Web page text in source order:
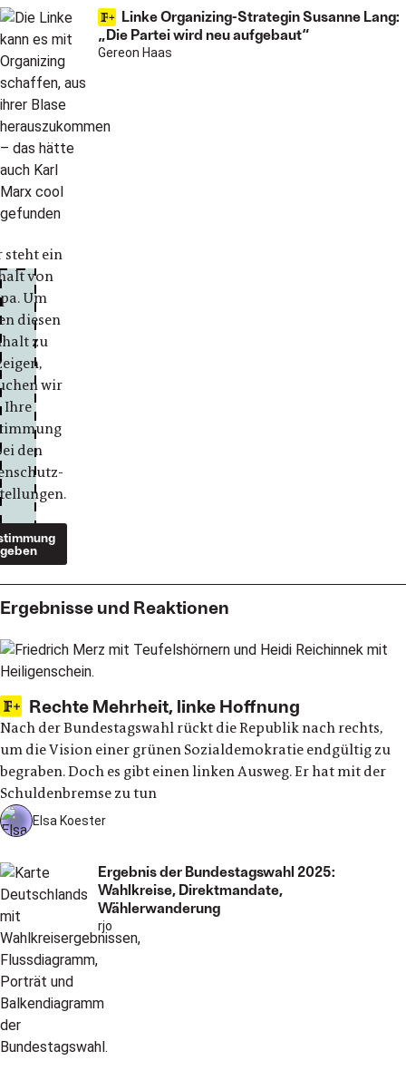
Linke Organizing-Strategin Susanne Lang:
„Die Partei wird neu aufgebaut“
Gereon Haas
steht ein
von
Um
diesen
zu
wir
Ihre
den
geben
Ergebnisse und Reaktionen
Rechte Mehrheit, linke Hoffnung
Nach der Bundestagswahl rückt die Republik nach rechts,
um die Vision einer grünen Sozialdemokratie endgültig zu
begraben. Doch es gibt einen linken Ausweg. Er hat mit der
Schuldenbremse zu tun
Elsa Koester
Ergebnis der Bundestagswahl 2025:
Wahlkreise, Direktmandate,
Wählerwanderung
rjo